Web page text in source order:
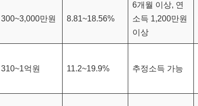
300~3,000만원 8.81~18.56%
6개월 이상, 연
소득 1,200만원
이상
310~1억원 11.2~19.9% 추정소득 가능